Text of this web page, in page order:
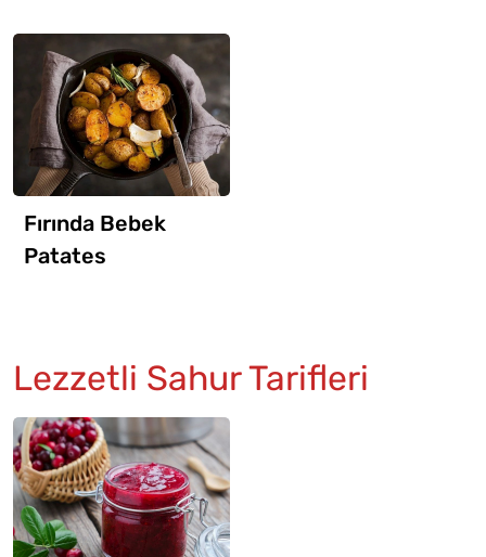
Fırında Bebek
Patates
Lezzetli Sahur Tarifleri